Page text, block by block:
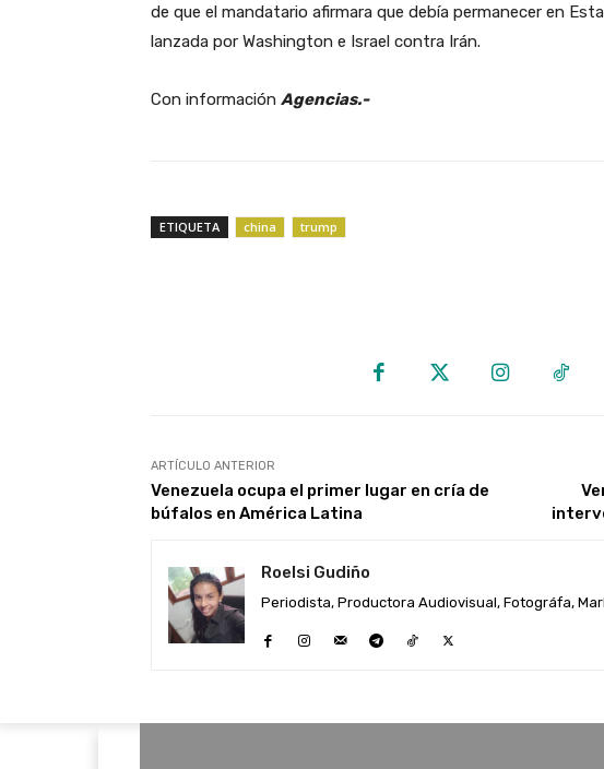
de que el mandatario afirmara que debía permanecer en
lanzada por Washington e Israel contra Irán.
Con información Agencias.-
ETIQUETA china trump
ARTÍCULO ANTERIOR
Venezuela ocupa el primer lugar en cría de
búfalos en América Latina
Roelsi Gudiño
Periodista, Productora Audiovisual, Fotográfa,